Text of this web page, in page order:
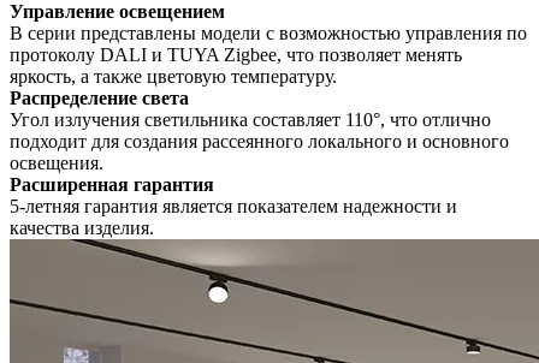
Управление освещением
В серии представлены модели с возможностью управления по
протоколу DALI и TUYA Zigbee, что позволяет менять
яркость, а также цветовую температуру.
Распределение света
Угол излучения светильника составляет 110°, что отлично
подходит для создания рассеянного локального и основного
освещения.
Расширенная гарантия
5-летняя гарантия является показателем надежности и
качества изделия.